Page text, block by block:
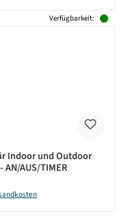
Verfügbarkeit:
Indoor und Outdoor
AN/AUS/TIMER